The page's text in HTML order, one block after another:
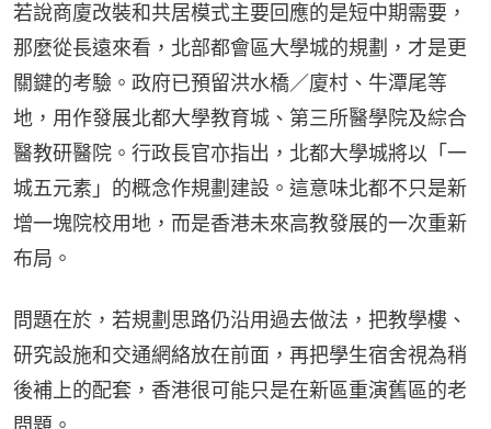
若說商廈改裝和共居模式主要回應的是短中期需要，
那麼從長遠來看，北部都會區大學城的規劃，才是更
關鍵的考驗。政府已預留洪水橋／廈村、牛潭尾等
地，用作發展北都大學教育城、第三所醫學院及綜合
醫教研醫院。行政長官亦指出，北都大學城將以「一
城五元素」的概念作規劃建設。這意味北都不只是新
增一塊院校用地，而是香港未來高教發展的一次重新
布局。
問題在於，若規劃思路仍沿用過去做法，把教學樓、
研究設施和交通網絡放在前面，再把學生宿舍視為稍
後補上的配套，香港很可能只是在新區重演舊區的老